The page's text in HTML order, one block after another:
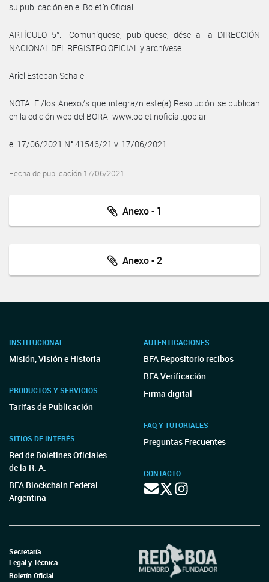
su publicación en el Boletín Oficial.
ARTÍCULO 5°.- Comuníquese, publíquese, dése a la DIRECCIÓN
NACIONAL DEL REGISTRO OFICIAL y archívese.
Ariel Esteban Schale
NOTA: El/los Anexo/s que integra/n este(a) Resolución se publican
en la edición web del BORA -www.boletinoficial.gob.ar-
e. 17/06/2021 N° 41546/21 v. 17/06/2021
Fecha de publicación 17/06/2021
Anexo - 1
Anexo - 2
INSTITUCIONAL
Misión, Visión e Historia
PRODUCTOS Y SERVICIOS
Tarifas de Publicación
SITIOS DE INTERÉS
Red de Boletines Oficiales
de la R. A.
BFA Blockchain Federal
Argentina
AUTENTICACIONES
BFA Repositorio recibos
BFA Verificación
Firma digital
FAQ Y TUTORIALES
Preguntas Frecuentes
CONTACTO
Secretaría
Legal y Técnica
Boletín Oficial